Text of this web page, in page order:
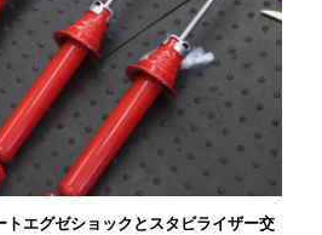
トエグゼショックとスタビライザー交